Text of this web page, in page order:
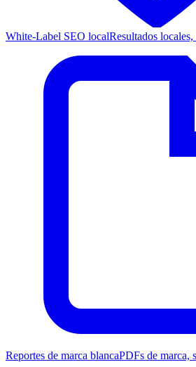
White-Label SEO localResultados locales,
Reportes de marca blancaPDFs de marca,